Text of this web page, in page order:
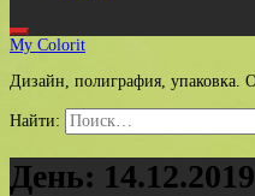
My Colorit
Дизайн, полиграфия, упаковка.
Найти:
День: 14.12.2019